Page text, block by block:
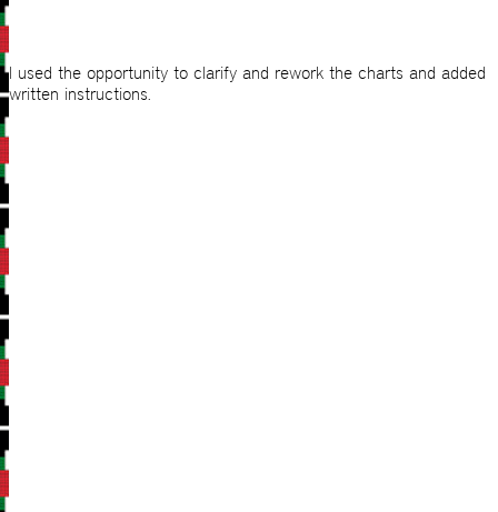
I used the opportunity to clarify and rework the charts and added
written instructions.